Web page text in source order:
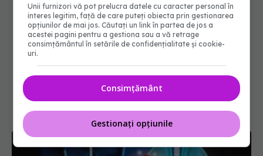
Unii furnizori vă pot prelucra datele cu caracter personal în
interes legitim, față de care puteți obiecta prin gestionarea
opțiunilor de mai jos. Căutați un link în partea de jos a
acestei pagini pentru a gestiona sau a vă retrage
consimțământul în setările de confidențialitate și cookie-
uri.
Consimțământ
Gestionați opțiunile